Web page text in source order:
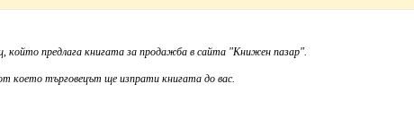
който предлага книгата за продажба в сайта "Книжен пазар".
което търговецът ще изпрати книгата до вас.